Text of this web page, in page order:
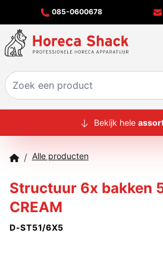
085-0600678
HOME
MERKEN
Bekijk hele
/ Alle producten
Structuur 6x bakken
CREAM
D-ST51/6X5